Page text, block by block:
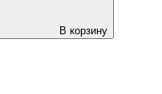
В корзину